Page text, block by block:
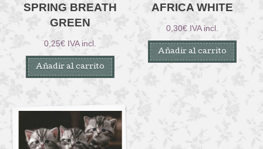
SPRING BREATH
GREEN
0,25€ IVA incl.
Añadir al carrito
AFRICA WHITE
0,30€ IVA incl.
Añadir al carrito